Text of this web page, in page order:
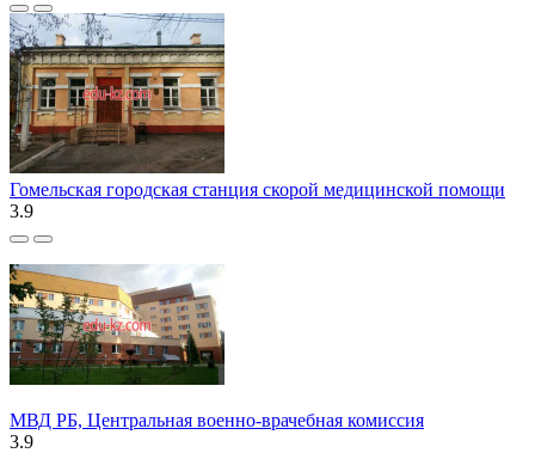
Гомельская городская станция скорой медицинской помощи
3.9
МВД РБ, Центральная военно-врачебная комиссия
3.9